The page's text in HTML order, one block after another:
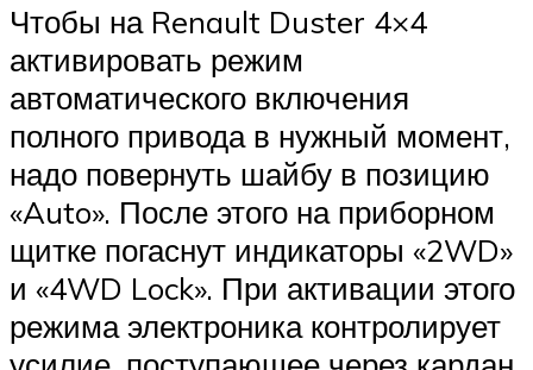
Чтобы на Renault Duster 4×4
активировать режим
автоматического включения
полного привода в нужный момент,
надо повернуть шайбу в позицию
«Auto». После этого на приборном
щитке погаснут индикаторы «2WD»
и «4WD Lock». При активации этого
режима электроника контролирует